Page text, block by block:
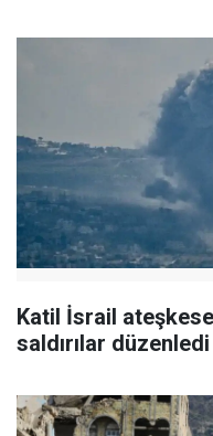
Katil İsrail
saldırılar düzenledi